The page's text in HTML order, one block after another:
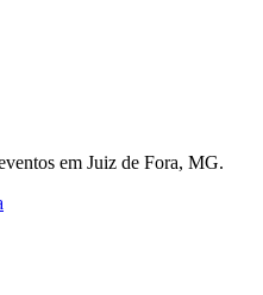
em Juiz de Fora, MG.